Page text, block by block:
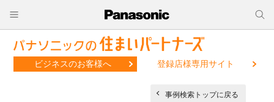
ビジネスのお客様へ 登録店様専用サイト
事例検索トップに戻る